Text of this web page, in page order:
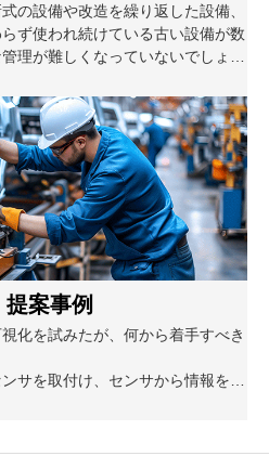
の設備や改造を繰り返した設備、
ず使われ続けている古い設備が数
理が難しくなっていないでしょう
案事例
化を試みたが、何から着手すべき
サを取付け、センサから情報を収